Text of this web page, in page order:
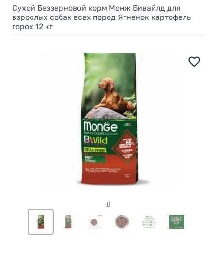
Сухой Беззерновой корм Монж Бивайлд для
взрослых собак всех пород Ягненок картофель
горох 12 кг